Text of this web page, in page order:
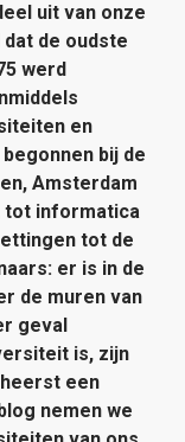
uit van onze
de oudste
werd
en
bij de
Amsterdam
tot informatica
tot de
er is in de
de muren van
geval
is, zijn
een
nemen we